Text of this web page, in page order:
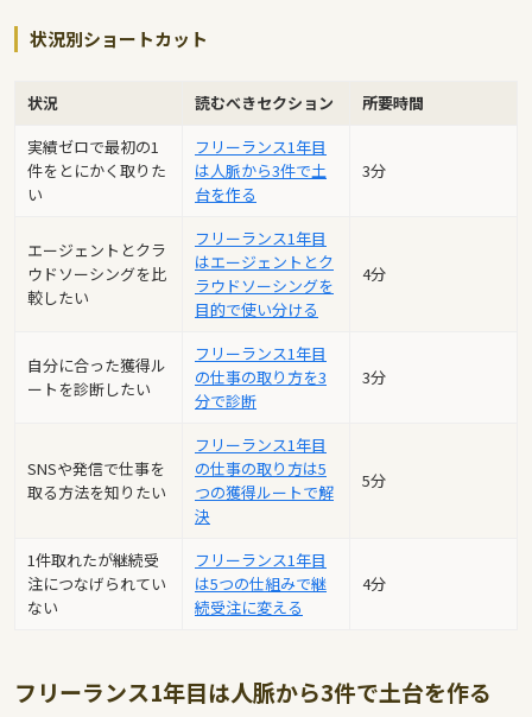
状況別ショートカット
状況 読むべきセクション
所要時間
実績ゼロで最初の1
件をとにかく取りた
い
フリーランス1年目
は人脈から3件で土
台を作る
3分
エージェントとクラ
ウドソーシングを比
較したい
フリーランス1年目
はエージェントとク
ラウドソーシングを
目的で使い分ける
4分
自分に合った獲得ル
ートを診断したい
フリーランス1年目
の仕事の取り方を3
分で診断
3分
SNSや発信で仕事を
取る方法を知りたい
フリーランス1年目
の仕事の取り方は5
つの獲得ルートで解
決
5分
1件取れたが継続受
注につなげられてい
ない
フリーランス1年目
は5つの仕組みで継
続受注に変える
4分
フリーランス1年目は人脈から3件で土台を作る